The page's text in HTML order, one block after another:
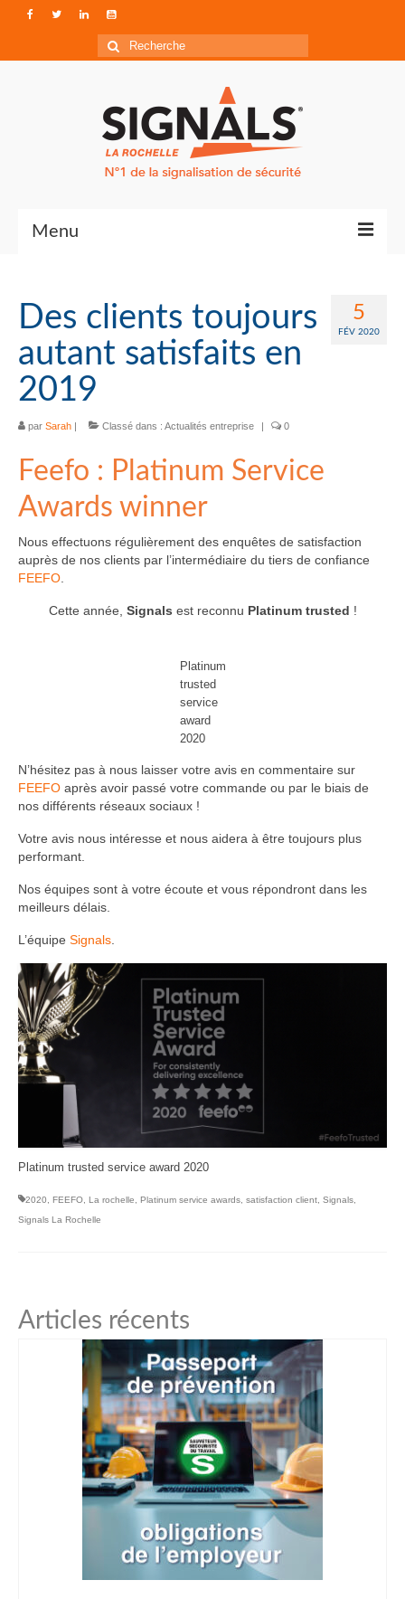
Rechercher
:
Menu
Qui sommes-nous ?
Accéder à Signals
5
FÉV 2020
Des clients toujours
autant satisfaits en
2019
par Sarah | Classé dans : Actualités entreprise | 0
Feefo : Platinum Service
Awards winner
Nous effectuons régulièrement des enquêtes de satisfaction
auprès de nos clients par l’intermédiaire du tiers de confiance
FEEFO
Cette année, Signals est reconnu Platinum trusted !
Platinum
trusted
service
award
2020
N’hésitez pas à nous laisser votre avis en commentaire sur
FEEFO après avoir passé votre commande ou par le biais de
nos différents réseaux sociaux !
Votre avis nous intéresse et nous aidera à être toujours plus
performant.
Nos équipes sont à votre écoute et vous répondront dans les
meilleurs délais.
L’équipe Signals.
Platinum trusted service award 2020
2020 FEEFO La rochelle Platinum service awards satisfaction client Signals
Signals La Rochelle
Articles récents